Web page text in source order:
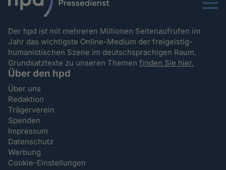
Menu
Der hpd ist mit mehreren Millionen Seitenaufrufen im
Jahr das wichtigste Online-Medium der freigeistig-
humanistischen Szene im deutschsprachigen Raum.
Grundsatztexte zu unseren Themenfinden Sie hier.
Über den hpd
Über uns
Redaktion
Trägerverein
Spenden
Impressum
Datenschutz
Werbung
Cookie-Einstellungen